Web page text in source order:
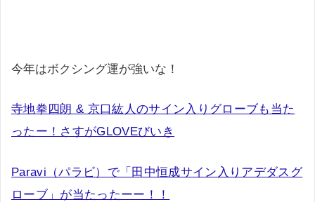
今年はボクシング運が強いな！
寺地拳四朗 & 京口紘人のサイン入りグローブも当た
ったー！さすがGLOVEびいき
Paravi（パラビ）で「田中恒成サイン入りアデダスグ
ローブ」が当たったーー！！